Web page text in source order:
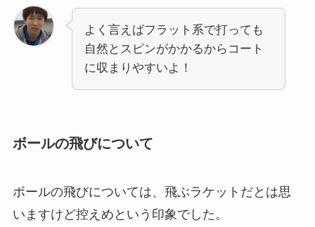
よく言えばフラット系で打っても
自然とスピンがかかるからコート
に収まりやすいよ！
ボールの飛びについて
ボールの飛びについては、飛ぶラケットだとは思
いますけど控えめという印象でした。